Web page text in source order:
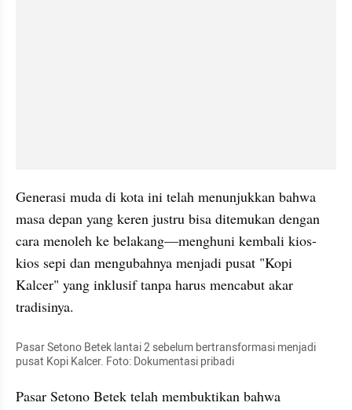
Generasi muda di kota ini telah menunjukkan bahwa
masa depan yang keren justru bisa ditemukan dengan
cara menoleh ke belakang—menghuni kembali kios-
kios sepi dan mengubahnya menjadi pusat "Kopi
Kalcer" yang inklusif tanpa harus mencabut akar
tradisinya.
Pasar Setono Betek lantai 2 sebelum bertransformasi menjadi
pusat Kopi Kalcer. Foto: Dokumentasi pribadi
​Pasar Setono Betek telah membuktikan bahwa